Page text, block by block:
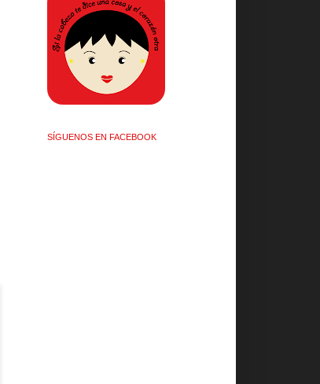
SÍGUENOS EN FACEBOOK